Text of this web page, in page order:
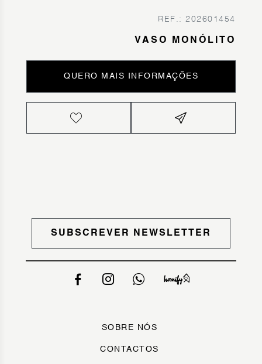
REF.: 202601454
VASO MONÓLITO
QUERO MAIS INFORMAÇÕES
SUBSCREVER NEWSLETTER
SOBRE NÓS
CONTACTOS